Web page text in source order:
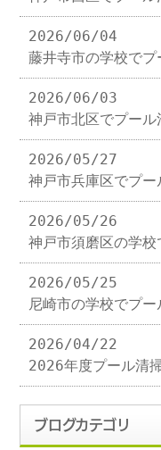
2026/06/04
藤井寺市の学校でプ
2026/06/03
神戸市北区でプール
2026/05/27
神戸市兵庫区でプー
2026/05/26
神戸市須磨区の学
2026/05/25
尼崎市の学校でプー
2026/04/22
2026年度プール清
ブログカテゴリ